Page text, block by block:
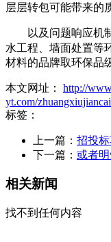
层层转包可能带来的
以及问题响应机制
水工程、墙面处置等
材料的品牌取环保品
本文网址： http://
yt.com/
标签：
上一篇： 招投标
下一篇： 或者
相关新闻
找不到任何内容